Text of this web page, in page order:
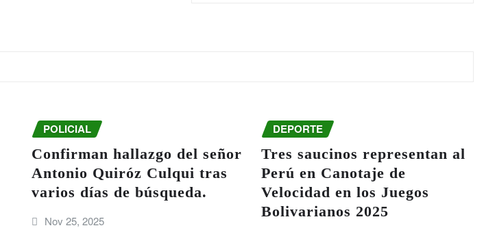
POLICIAL
Confirman hallazgo del señor
Antonio Quiróz Culqui tras
varios días de búsqueda.
Nov 25, 2025
DEPORTE
Tres saucinos representan al
Perú en Canotaje de
Velocidad en los Juegos
Bolivarianos 2025